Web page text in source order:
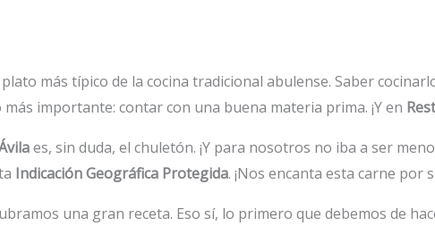
más típico de la cocina tradicional abulense. Saber
importante: contar con una buena materia prima. ¡Y en
es, sin duda, el chuletón. ¡Y para nosotros no iba a ser
Indicación Geográfica Protegida. ¡Nos encanta esta carne por
una gran receta. Eso sí, lo primero que debemos de